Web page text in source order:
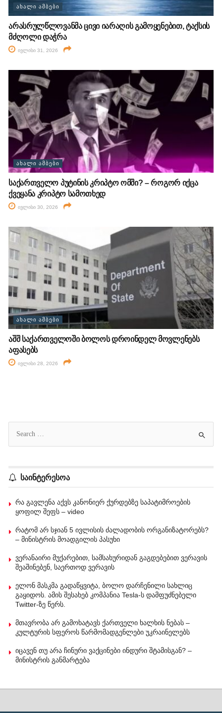
ᲐᲮᲐᲚᲘ ᲐᲛᲑᲔᲑᲘ
არასრულწლოვანმა ცივი იარაღის გამოყენებით, ტაქსის
მძღოლი დაჭრა
ივლისი 31, 2026
ᲐᲮᲐᲚᲘ ᲐᲛᲑᲔᲑᲘ
საქართველო პუტინის კრიპტო ომში? – როგორ იქცა
ქვეყანა კრიპტო სამოთხედ
ივლისი 30, 2026
ᲐᲮᲐᲚᲘ ᲐᲛᲑᲔᲑᲘ
აშშ საქართველოში ბოლოს დროინდელ მოვლენებს
აფასებს
ივლისი 28, 2026
საინტერესოა
რა გავლენა აქვს კანონიერ ქურდებზე საპატიმროების
ყოფილ შეფს – video
რატომ არ სჯიან 5 ივლისის ძალადობის ორგანიზატორებს?
– მინისტრის მოადგილის პასუხი
ვერანაირი მუქარებით, სამსახურიდან გაგდებებით ვერავის
შეაშინებენ, საერთოდ ვერავის
ელონ მასკმა გადაწყვიტა, ბოლო დარჩენილი სახლიც
გაყიდოს. ამის შესახებ კომპანია Tesla-ს დამფუძნებელი
Twitter-ზე წერს.
მთავრობა არ გამოხატავს ქართველი ხალხის ნებას –
კულტურის სფეროს წარმომადგენლები უკრაინელებს
იცავენ თუ არა ჩინური ვაქცინები ინდური შტამისგან? –
მინისტრის განმარტება